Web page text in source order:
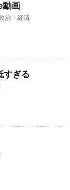
動画
治・経済
すぎる